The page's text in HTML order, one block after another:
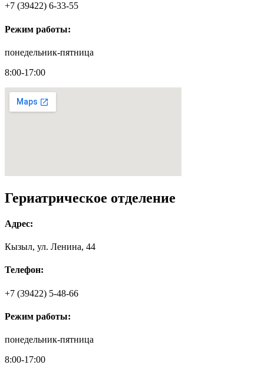
+7 (39422) 6-33-55
Режим работы:
понедельник-пятница
8:00-17:00
Гериатрическое отделение
Адрес:
Кызыл, ул. Ленина, 44
Телефон:
+7 (39422) 5-48-66
Режим работы:
понедельник-пятница
8:00-17:00